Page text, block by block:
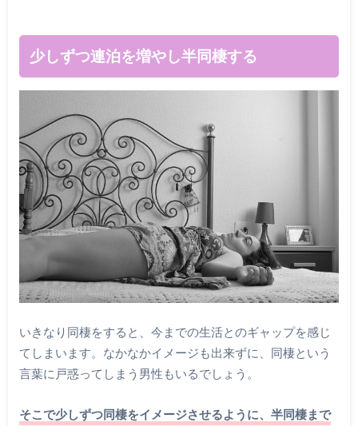
少しずつ連泊を増やし半同棲する
いきなり同棲をすると、今までの生活とのギャップを感じ
てしまいます。なかなかイメージも出来ずに、同棲という
言葉に戸惑ってしまう男性もいるでしょう。
そこで少しずつ同棲をイメージさせるように、半同棲まで